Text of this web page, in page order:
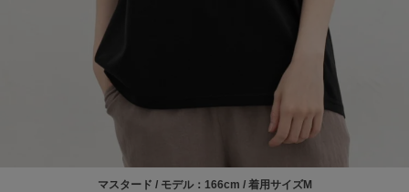
マスタード / モデル：166cm / 着用サイズM